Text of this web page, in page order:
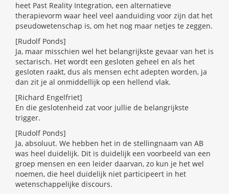
heet Past Reality Integration, een alternatieve
therapievorm waar heel veel aanduiding voor zijn dat het
pseudowetenschap is, om het nog maar netjes te zeggen.
[Rudolf Ponds]
Ja, maar misschien wel het belangrijkste gevaar van het is
sectarisch. Het wordt een gesloten geheel en als het
gesloten raakt, dus als mensen echt adepten worden, ja
dan zit je al onmiddellijk op een hellend vlak.
[Richard Engelfriet]
En die geslotenheid zat voor jullie de belangrijkste
trigger.
[Rudolf Ponds]
Ja, absoluut. We hebben het in de stellingnaam van AB
was heel duidelijk. Dit is duidelijk een voorbeeld van een
groep mensen en een leider daarvan, zo kun je het wel
noemen, die heel duidelijk niet participeert in het
wetenschappelijke discours.